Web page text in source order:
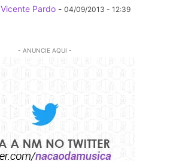
Vicente Pardo - 04/09/2013 - 12:39
- ANUNCIE AQUI -